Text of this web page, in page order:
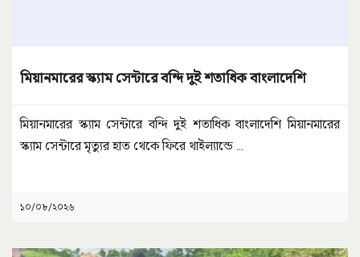
মিয়ানমারের স্ক্যাম সেন্টারে বন্দি দুই শতাধিক বাংলাদেশি
মিয়ানমারের স্ক্যাম সেন্টারে বন্দি দুই শতাধিক বাংলাদেশি মিয়ানমারের
স্ক্যাম সেন্টারে মৃত্যুর হাত থেকে ফিরে থাইল্যান্ডে ...
১০/০৮/২০২৬